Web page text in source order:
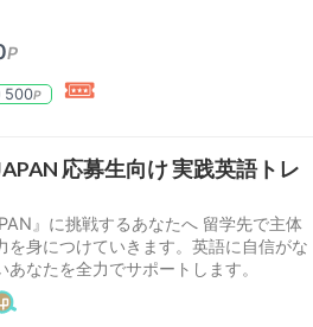
P
500P
応募生向け 実践英語トレ
』に挑戦するあなたへ 留学先で主体
を身につけていきます。英語に自信がな
なたを全力でサポートします。